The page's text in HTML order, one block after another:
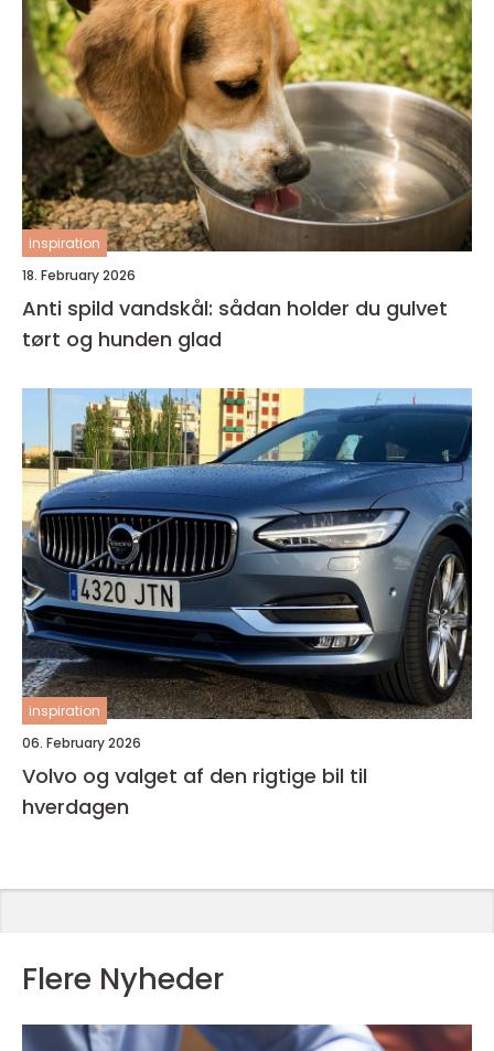
inspiration
18. February 2026
Anti spild vandskål: sådan holder du gulvet
tørt og hunden glad
inspiration
06. February 2026
Volvo og valget af den rigtige bil til
hverdagen
Flere Nyheder